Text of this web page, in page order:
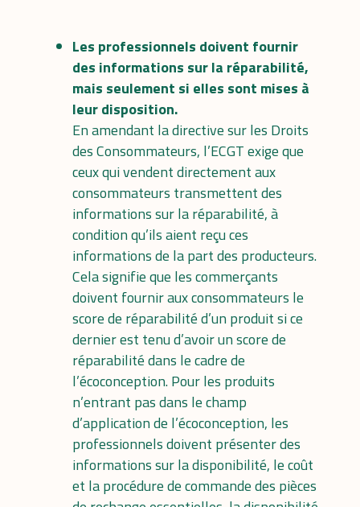
Les professionnels doivent fournir
des informations sur la réparabilité,
mais seulement si elles sont mises à
leur disposition.
En amendant la directive sur les Droits
des Consommateurs, l’ECGT exige que
ceux qui vendent directement aux
consommateurs transmettent des
informations sur la réparabilité, à
condition qu’ils aient reçu ces
informations de la part des producteurs.
Cela signifie que les commerçants
doivent fournir aux consommateurs le
score de réparabilité d’un produit si ce
dernier est tenu d’avoir un score de
réparabilité dans le cadre de
l’écoconception. Pour les produits
n’entrant pas dans le champ
d’application de l’écoconception, les
professionnels doivent présenter des
informations sur la disponibilité, le coût
et la procédure de commande des pièces